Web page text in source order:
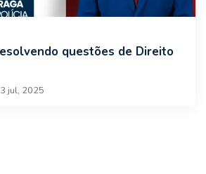
questões de Direito
jul, 2025